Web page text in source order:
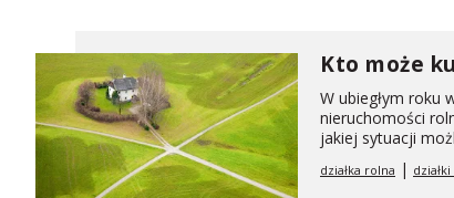
Kto może
W ubiegłym roku
nieruchomości
jakiej sytuacji
działka rolna |